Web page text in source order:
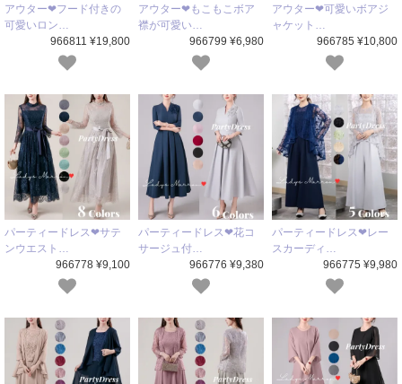
アウター❤フード付きの
可愛いロン…
966811 ¥19,800
アウター❤もこもこボア
襟が可愛い…
966799 ¥6,980
アウター❤可愛いボアジ
ャケット…
966785 ¥10,800
パーティードレス❤サテ
ンウエスト…
966778 ¥9,100
パーティードレス❤花コ
サージュ付…
966776 ¥9,380
パーティードレス❤レー
スカーディ…
966775 ¥9,980